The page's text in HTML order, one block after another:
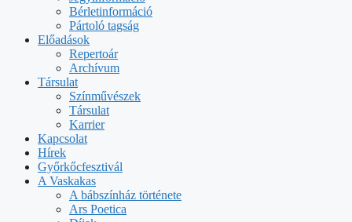
Bérletinformáció
Pártoló tagság
Előadások
Repertoár
Archívum
Társulat
Színművészek
Társulat
Karrier
Kapcsolat
Hírek
Győrkőcfesztivál
A Vaskakas
A bábszínház története
Ars Poetica